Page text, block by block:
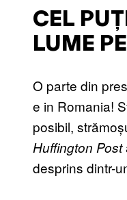
CEL
LUME
O parte din
e in Romania!
posibil,
Huffington Post
desprins dintr-